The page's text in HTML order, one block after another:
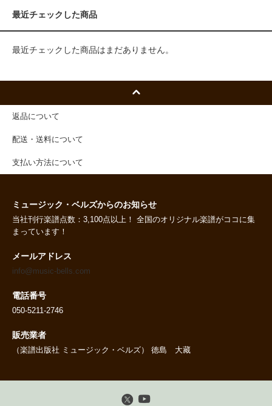
最近チェックした商品
最近チェックした商品はまだありません。
返品について
配送・送料について
支払い方法について
ミュージック・ベルズからのお知らせ
当社刊行楽譜点数：3,100点以上！ 全国のオリジナル楽譜がココに集
まっています！
メールアドレス
info@music-bells.com
電話番号
050-5211-2746
販売業者
（楽譜出版社 ミュージック・ベルズ） 徳島 大藏